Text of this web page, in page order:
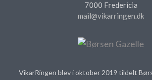
7000 Fredericia
mail@vikarringen.dk
VikarRingen blev i oktober 2019 tildelt